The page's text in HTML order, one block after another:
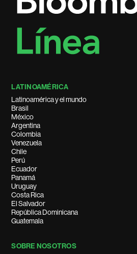
LATINOAMÉRICA
Latinoamérica y el mundo
Brasil
México
Argentina
Colombia
Venezuela
Chile
Perú
Ecuador
Panamá
Uruguay
Costa Rica
El Salvador
República Dominicana
Guatemala
SOBRE NOSOTROS